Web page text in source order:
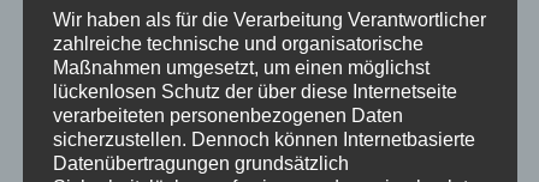
Wir haben als für die Verarbeitung Verantwortlicher
zahlreiche technische und organisatorische
Maßnahmen umgesetzt, um einen möglichst
lückenlosen Schutz der über diese Internetseite
verarbeiteten personenbezogenen Daten
sicherzustellen. Dennoch können Internetbasierte
Datenübertragungen grundsätzlich